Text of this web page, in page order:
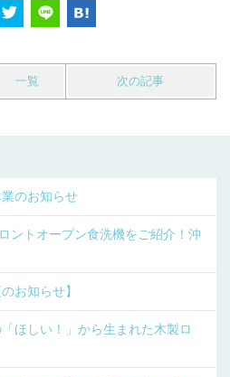
一覧 次の記事
のお知らせ
ントオープン食洗機をご紹介！沖
お知らせ】
ほしい！」から生まれた木製ロ